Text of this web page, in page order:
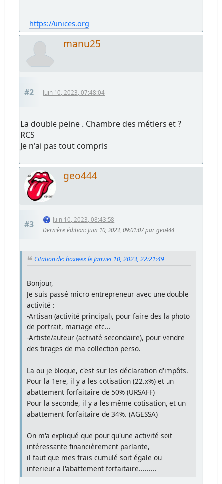
https://unices.org
manu25
#2 Juin 10, 2023, 07:48:04
La double peine . Chambre des métiers et ?
RCS
Je n'ai pas tout compris
geo444
#3
Juin 10, 2023, 08:43:58
Dernière édition: Juin 10, 2023, 09:01:07 par geo444
Citation de: boxwex le Janvier 10, 2023, 22:21:49
Bonjour,
Je suis passé micro entrepreneur avec une double
activité :
-Artisan (activité principal), pour faire des la photo
de portrait, mariage etc...
-Artiste/auteur (activité secondaire), pour vendre
des tirages de ma collection perso.
La ou je bloque, c'est sur les déclaration d'impôts.
Pour la 1ere, il y a les cotisation (22.x%) et un
abattement forfaitaire de 50% (URSAFF)
Pour la seconde, il y a les même cotisation, et un
abattement forfaitaire de 34%. (AGESSA)
On m'a expliqué que pour qu'une activité soit
intéressante financièrement parlante,
il faut que mes frais cumulé soit égale ou
inferieur a l'abattement forfaitaire.........